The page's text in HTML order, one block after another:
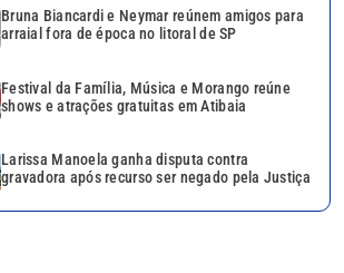
Bruna Biancardi e Neymar reúnem amigos para
arraial fora de época no litoral de SP
Festival da Família, Música e Morango reúne
shows e atrações gratuitas em Atibaia
Larissa Manoela ganha disputa contra
gravadora após recurso ser negado pela Justiça